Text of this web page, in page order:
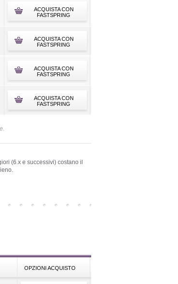
ACQUISTA CON
FASTSPRING
ACQUISTA CON
FASTSPRING
ACQUISTA CON
FASTSPRING
ACQUISTA CON
FASTSPRING
(6.x e successivi) costano il
OPZIONI ACQUISTO